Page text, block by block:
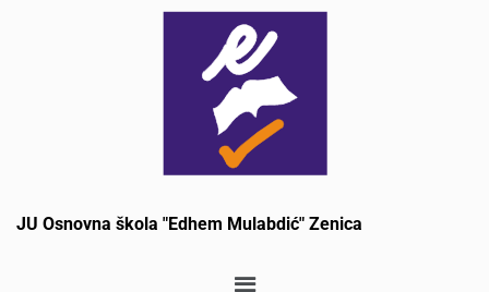
JU Osnovna škola "Edhem Mulabdić" Zenica